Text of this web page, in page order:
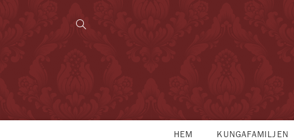
HEM KUNGAFAMILJEN